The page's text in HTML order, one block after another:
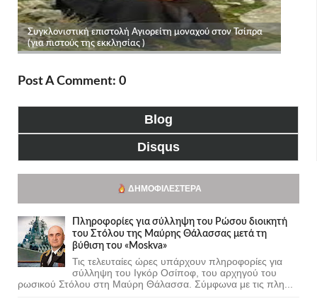
Post A Comment: 0
Blog
Disqus
ΔΗΜΟΦΙΛΈΣΤΕΡΑ
Πληροφορίες για σύλληψη του Ρώσου διοικητή
του Στόλου της Mαύρης Θάλασσας μετά τη
βύθιση του «Moskva»
Τις τελευταίες ώρες υπάρχουν πληροφορίες για
σύλληψη του Ιγκόρ Οσίποφ, του αρχηγού του
ρωσικού Στόλου στη Μαύρη Θάλασσα. Σύμφωνα με τις πλη...